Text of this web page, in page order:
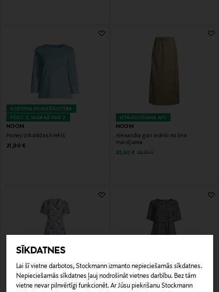
SĪKDATNES
Lai šī vietne darbotos, Stockmann izmanto nepieciešamās sīkdatnes.
Nepieciešamās sīkdatnes ļauj nodrošināt vietnes darbību. Bez tām
vietne nevar pilnvērtīgi funkcionēt. Ar Jūsu piekrišanu Stockmann
PĒRC 3, MAKSĀ PAR 2
KUPONA PRIEKŠROCĪBA
NOOM
Honey trikotāžas krekls
Original Price
21,90 €
IZPĀRDOŠANA 41%
NOOM
Alexandra gari svārki no lina
maisījuma
Discounted Price
41,40 € Original Price
69,90 €
IZPĀRDOŠANA 41%
NOOM
NOOM